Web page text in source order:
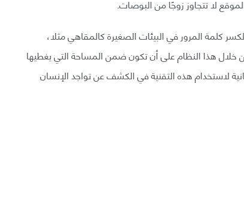
لا تتجاوز زوجًا من البوصات.
كلمة المرور في البيئات الصغيرة كالمقاهي مثلا،
خلال هذا النظام على أن تكون ضمن المساحة التي يغطيها
لاستخدام هذه التقنية في الكشف عن تواجد الإنسان